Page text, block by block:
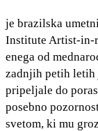
je brazilska
Institute Artist-in-
enega od
zadnjih petih letih
pripeljale do
posebno
svetom, ki mu